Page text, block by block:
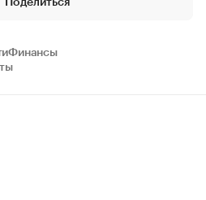
Финансы